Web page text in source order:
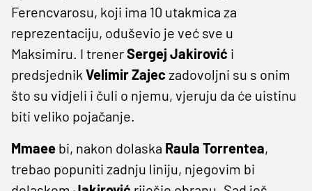
Ferencvarosu, koji ima 10 utakmica za
reprezentaciju, oduševio je već sve u
Maksimiru. I trenerSergej Jakirović i
predsjednik Velimir Zajec zadovoljni su s onim
što su vidjeli i čuli o njemu, vjeruju da će uistinu
biti veliko pojačanje.
Mmaee bi, nakon dolaska Raula Torrentea,
trebao popuniti zadnju liniju, njegovim bi